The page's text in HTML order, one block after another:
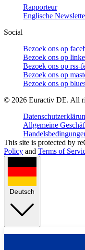
Rapporteur
Englische
Social
Bezoek ons op
Bezoek ons op
Bezoek ons op rss-
Bezoek ons op
Bezoek ons op
© 2026 Euractiv DE. All
Allgemeine
This site is protected by
Policy and Terms of
Deutsch